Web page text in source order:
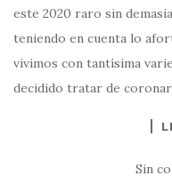
este 2020 raro sin
teniendo en cuenta lo
vivimos con tantísima
decidido tratar de
Sin